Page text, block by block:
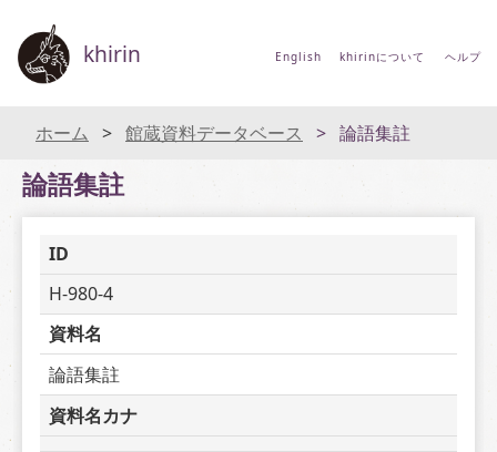
khirin English khirinについて ヘルプ
ホーム 館蔵資料データベース 論語集註
論語集註
ID
H-980-4
資料名
論語集註
資料名カナ